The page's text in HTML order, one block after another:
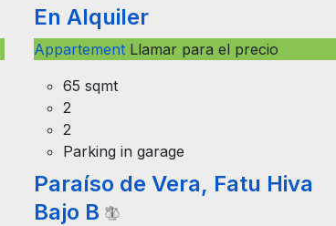
En Alquiler
Appartement Llamar para el precio
65 sqmt
2
2
Parking in garage
Paraíso de Vera, Fatu Hiva
Bajo B